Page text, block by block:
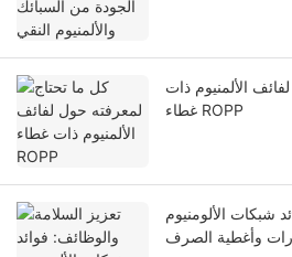
الألمنيوم ذات
غطاء ROPP
شبكات الألومنيوم
وأغطية الصرف